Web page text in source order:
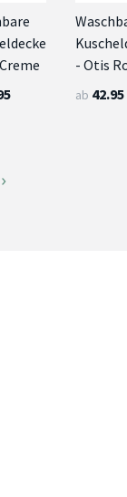
- Otis
ab 42.95